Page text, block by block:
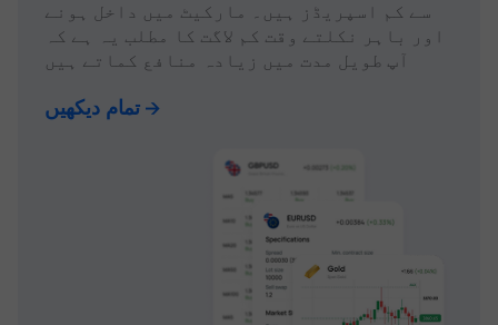
سے کم اسپریڈز ہیں۔ مارکیٹ میں داخل ہونے
اور باہر نکلتے وقت کم لاگت کا مطلب یہ ہے کہ
آپ طویل مدت میں زیادہ منافع کماتے ہیں
تمام دیکھیں